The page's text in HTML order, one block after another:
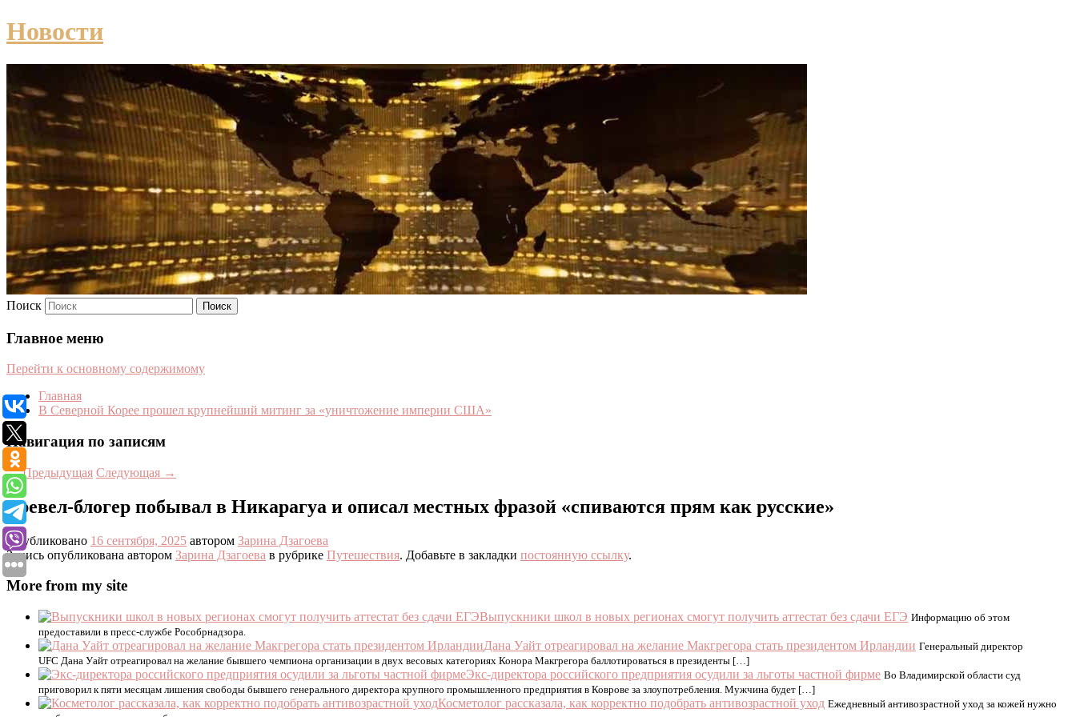
Новости
Поиск
Главное меню
Перейти к основному содержимому
Главная
В Северной Корее прошел крупнейший митинг за «уничтожение империи США»
Навигация по записям
←Предыдущая Следующая →
Тревел-блогер побывал в Никарагуа и описал местных фразой «спиваются прям как русские»
Опубликовано 16 сентября, 2025 автором Зарина Дзагоева
Запись опубликована автором Зарина Дзагоева в рубрике Путешествия. Добавьте в закладки постоянную ссылку.
More from my site
Выпускники школ в новых регионах смогут получить аттестат без сдачи ЕГЭ Информацию об этом
предоставили в пресс-службе Рособрнадзора.
Дана Уайт отреагировал на желание Макгрегора стать президентом Ирландии Генеральный директор
UFC Дана Уайт отреагировал на желание бывшего чемпиона организации в двух весовых категориях Конора Макгрегора баллотироваться в президенты […]
Экс-директора российского предприятия осудили за льготы частной фирме Во Владимирской области суд
приговорил к пяти месяцам лишения свободы бывшего генерального директора крупного промышленного предприятия в Коврове за злоупотребления. Мужчина будет […]
Косметолог рассказала, как корректно подобрать антивозрастной уход Ежедневный антивозрастной уход за кожей нужно